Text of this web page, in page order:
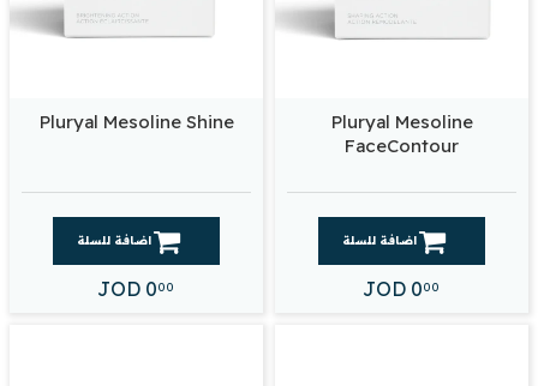
Pluryal Mesoline
FaceContour
اضافة للسلة
JOD 000
Pluryal Mesoline Shine
اضافة للسلة
JOD 000